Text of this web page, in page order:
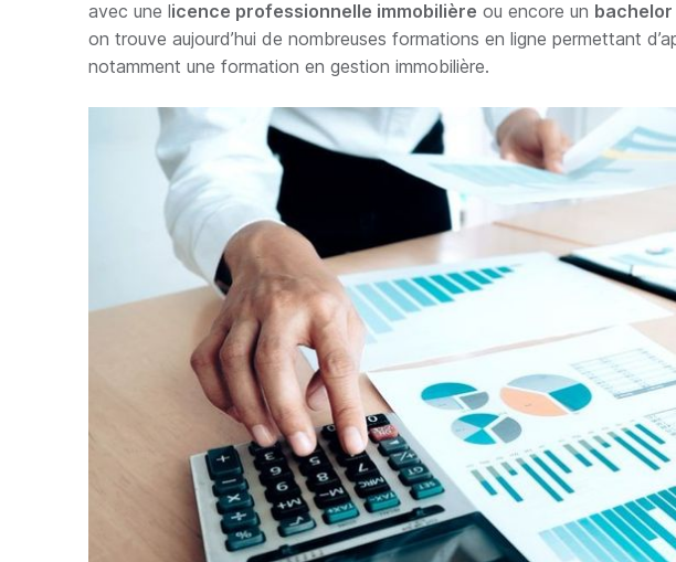
avec une licence professionnelle immobilière ou encore un bachelor
on trouve aujourd’hui de nombreuses formations en ligne permettant
notamment une formation en gestion immobilière.